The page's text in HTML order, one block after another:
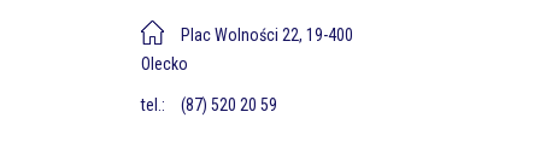
Plac Wolności 22, 19-400
Olecko
tel.: (87) 520 20 59